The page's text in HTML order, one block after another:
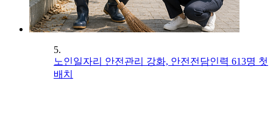
5.
노인일자리 안전관리 강화, 안전전담인력 613명 첫
배치